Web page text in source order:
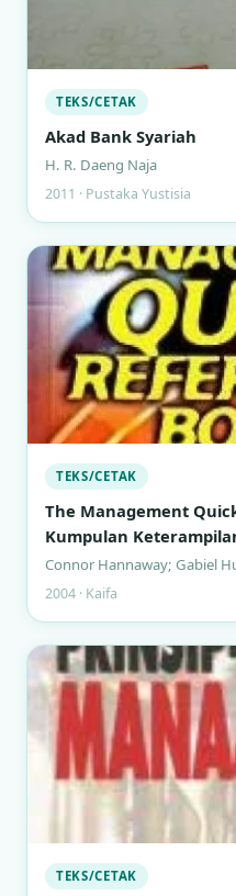
TEKS/CETAK
Akad Bank Syariah
H. R. Daeng Naja
2011 · Pustaka Yustisia
TEKS/CETAK
The Management
Kumpulan
Manajer Sibuk
Connor Hannaway; Gabiel
2004 · Kaifa
TEKS/CETAK